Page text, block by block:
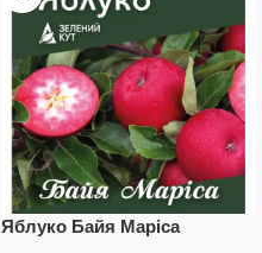
Яблуко Байя Маріса